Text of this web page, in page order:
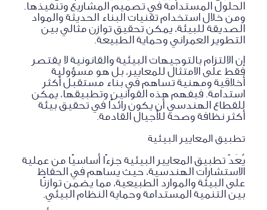
الحلول المستدامة في تصميم المشاريع وتنفيذها.
ومن خلال استخدام تقنيات البناء الحديثة والمواد
الصديقة للبيئة، يمكن تحقيق توازن مثالي بين
التطوير العمراني وحماية الطبيعة.
إن الالتزام بالتوجيهات البيئية والقانونية لا يقتصر
فقط على الامتثال للمعايير، بل هو مسؤولية
أخلاقية ومهنية تساهم في بناء مستقبل أكثر
استدامة. فبفهم هذه القوانين وتطبيقها، يمكن
للقطاع الهندسي أن يكون رائدًا في تحقيق بيئة
أكثر نظافة وصحة للأجيال القادمة.
تطبيق المعايير البيئية
يُعَدّ تطبيق المعايير البيئية جزءًا أساسيًا من عملية
الاستشارات الهندسية، حيث يساهم في الحفاظ
على البيئة والموارد الطبيعية، مما يضمن توازنًا
بين التنمية المستدامة وحماية النظام البيئي.